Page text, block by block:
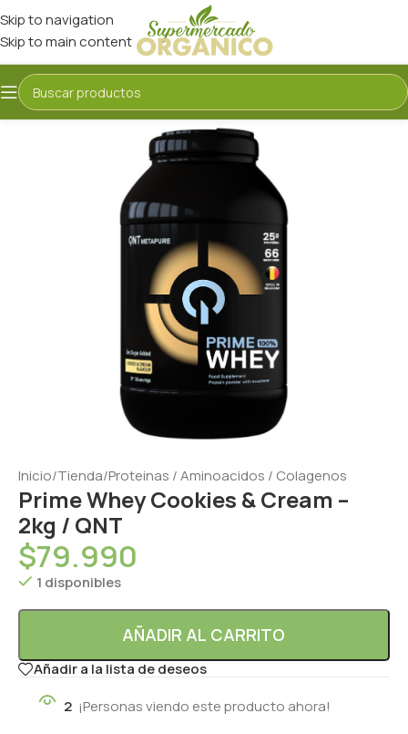
Skip to navigation
Skip to main content
Inicio/Tienda/Proteinas / Aminoacidos / Colagenos
Prime Whey Cookies & Cream –
2kg / QNT
$79.990
1 disponibles
AÑADIR AL CARRITO
Añadir a la lista de deseos
2 ¡Personas viendo este producto ahora!